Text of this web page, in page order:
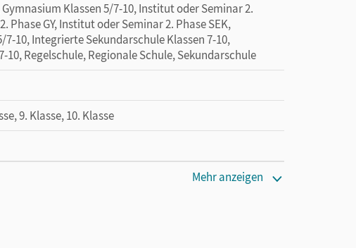
Klassen 5/7-10, Institut oder Seminar 2.
Phase GY, Institut oder Seminar 2. Phase SEK,
10, Integrierte Sekundarschule Klassen 7-10,
10, Regelschule, Regionale Schule, Sekundarschule
9. Klasse, 10. Klasse
Mehr anzeigen